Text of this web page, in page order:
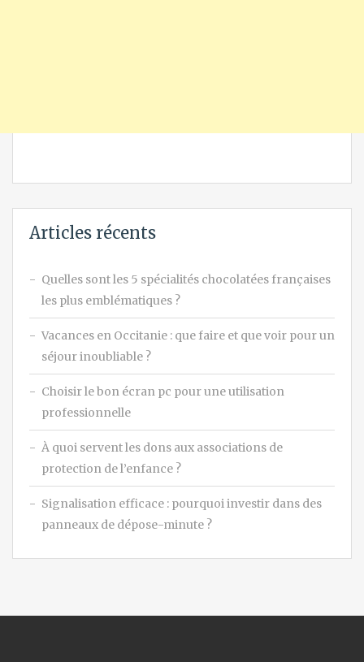
Articles récents
Quelles sont les 5 spécialités chocolatées françaises
les plus emblématiques ?
Vacances en Occitanie : que faire et que voir pour un
séjour inoubliable ?
Choisir le bon écran pc pour une utilisation
professionnelle
À quoi servent les dons aux associations de
protection de l’enfance ?
Signalisation efficace : pourquoi investir dans des
panneaux de dépose-minute ?